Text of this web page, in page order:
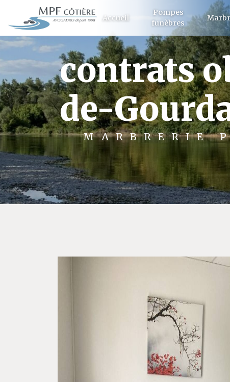
Accueil
Pompes
funèbres
contrats
de-
MARBRERIE
Panneau de gestion des cookies